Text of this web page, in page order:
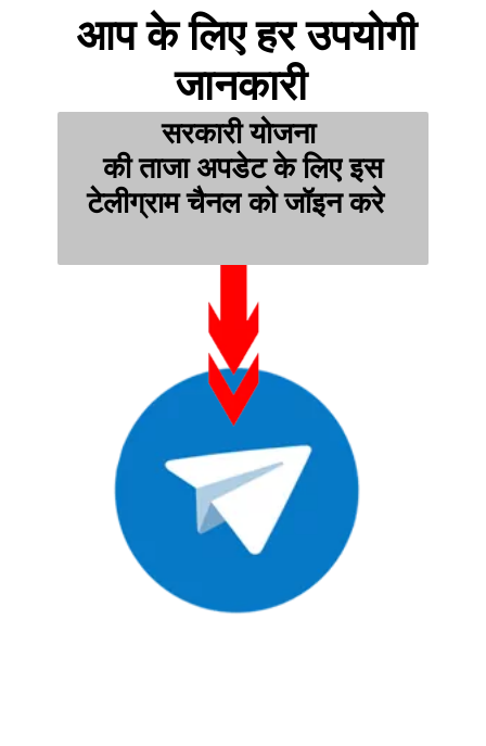
सरकारी योजना
की ताजा अपडेट के लिए इस
टेलीग्राम चैनल को जॉइन करे
आप के लिए हर उपयोगी
जानकारी